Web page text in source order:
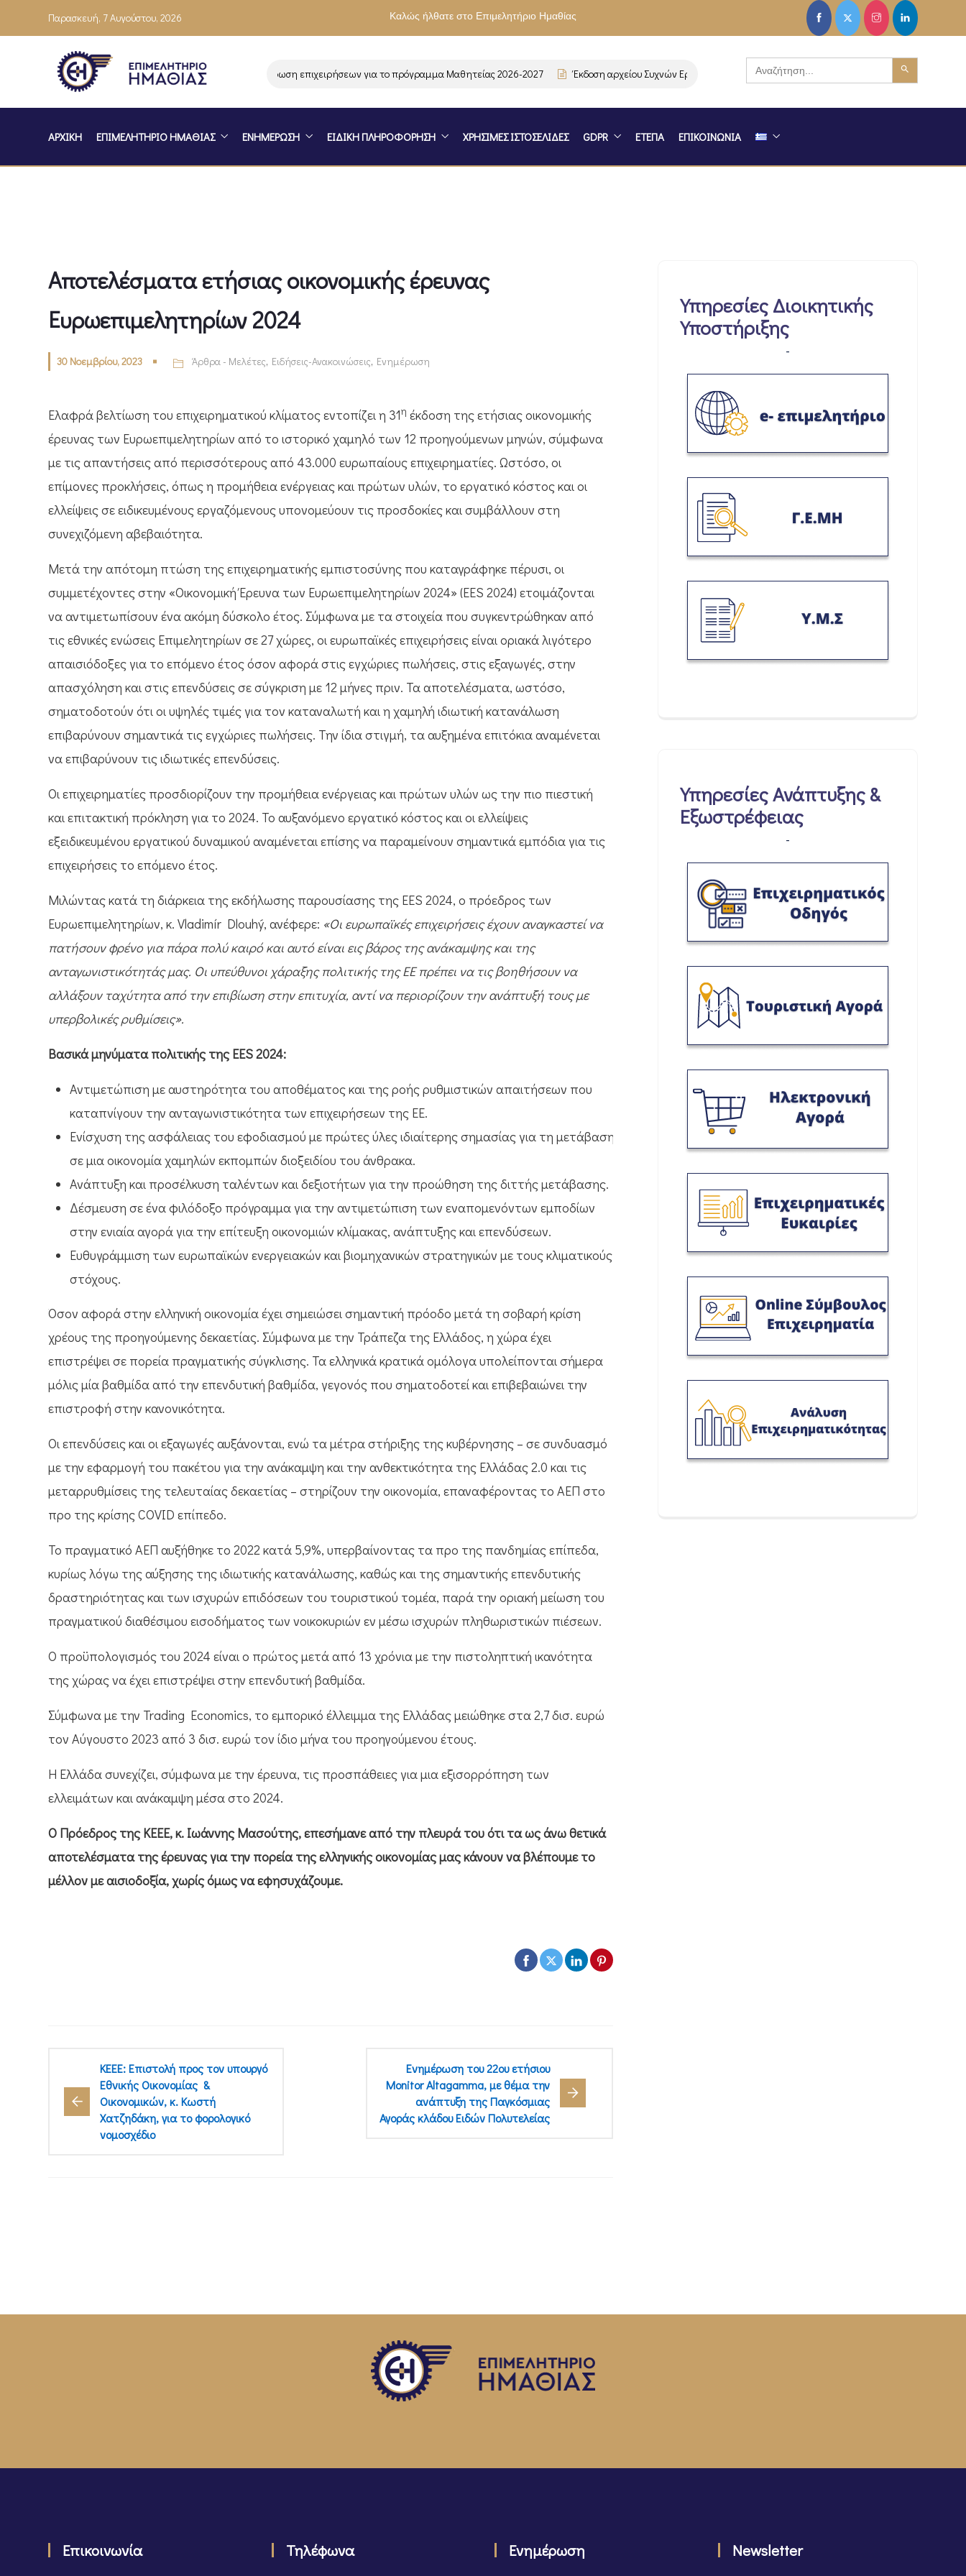
Παρασκευή, 7 Αυγούστου, 2026 Καλώς ήλθατε στο Επιμελητήριο Ημαθίας
Ενημέρωση επιχειρήσεων για το πρόγραμμα Μαθητείας 2026-2027 Έκδοση αρχείου Συχνών Ερωτήσεων-Απαντήσεων στη Δράση “Ξεκινώ Επιχειρηματικά”
Search
for:
Search Button
ΑΡΧΙΚΗ ΕΠΙΜΕΛΗΤΗΡΙΟ ΗΜΑΘΙΑΣ ΕΝΗΜΕΡΩΣΗ ΕΙΔΙΚΗ ΠΛΗΡΟΦΟΡΗΣΗ ΧΡΗΣΙΜΕΣ ΙΣΤΟΣΕΛΙΔΕΣ GDPR ΕΤΕΠΑ ΕΠΙΚΟΙΝΩΝΙΑ
Αποτελέσματα ετήσιας οικονομικής έρευνας
Ευρωεπιμελητηρίων 2024
30 Νοεμβρίου, 2023 Άρθρα - Μελέτες, Ειδήσεις-Ανακοινώσεις, Ενημέρωση
Ελαφρά βελτίωση του επιχειρηματικού κλίματος εντοπίζει η 31η έκδοση της ετήσιας οικονομικής
έρευνας των Ευρωεπιμελητηρίων από το ιστορικό χαμηλό των 12 προηγούμενων μηνών, σύμφωνα
με τις απαντήσεις από περισσότερους από 43.000 ευρωπαίους επιχειρηματίες. Ωστόσο, οι
επίμονες προκλήσεις, όπως η προμήθεια ενέργειας και πρώτων υλών, το εργατικό κόστος και οι
ελλείψεις σε ειδικευμένους εργαζόμενους υπονομεύουν τις προσδοκίες και συμβάλλουν στη
συνεχιζόμενη αβεβαιότητα.
Μετά την απότομη πτώση της επιχειρηματικής εμπιστοσύνης που καταγράφηκε πέρυσι, οι
συμμετέχοντες στην «Οικονομική Έρευνα των Ευρωεπιμελητηρίων 2024» (EES 2024) ετοιμάζονται
να αντιμετωπίσουν ένα ακόμη δύσκολο έτος. Σύμφωνα με τα στοιχεία που συγκεντρώθηκαν από
τις εθνικές ενώσεις Επιμελητηρίων σε 27 χώρες, οι ευρωπαϊκές επιχειρήσεις είναι οριακά λιγότερο
απαισιόδοξες για το επόμενο έτος όσον αφορά στις εγχώριες πωλήσεις, στις εξαγωγές, στην
απασχόληση και στις επενδύσεις σε σύγκριση με 12 μήνες πριν. Τα αποτελέσματα, ωστόσο,
σηματοδοτούν ότι οι υψηλές τιμές για τον καταναλωτή και η χαμηλή ιδιωτική κατανάλωση
επιβαρύνουν σημαντικά τις εγχώριες πωλήσεις. Την ίδια στιγμή, τα αυξημένα επιτόκια αναμένεται
να επιβαρύνουν τις ιδιωτικές επενδύσεις.
Οι επιχειρηματίες προσδιορίζουν την προμήθεια ενέργειας και πρώτων υλών ως την πιο πιεστική
και επιτακτική πρόκληση για το 2024. Το αυξανόμενο εργατικό κόστος και οι ελλείψεις
εξειδικευμένου εργατικού δυναμικού αναμένεται επίσης να παραμείνουν σημαντικά εμπόδια για τις
επιχειρήσεις το επόμενο έτος.
Μιλώντας κατά τη διάρκεια της εκδήλωσης παρουσίασης της EES 2024, ο πρόεδρος των
Ευρωεπιμελητηρίων, κ. Vladimír Dlouhý, ανέφερε: «Οι ευρωπαϊκές επιχειρήσεις έχουν αναγκαστεί να
πατήσουν φρένο για πάρα πολύ καιρό και αυτό είναι εις βάρος της ανάκαμψης και της
ανταγωνιστικότητάς μας. Οι υπεύθυνοι χάραξης πολιτικής της ΕΕ πρέπει να τις βοηθήσουν να
αλλάξουν ταχύτητα από την επιβίωση στην επιτυχία, αντί να περιορίζουν την ανάπτυξή τους με
υπερβολικές ρυθμίσεις».
Βασικά μηνύματα πολιτικής της EES 2024:
Αντιμετώπιση με αυστηρότητα του αποθέματος και της ροής ρυθμιστικών απαιτήσεων που
καταπνίγουν την ανταγωνιστικότητα των επιχειρήσεων της ΕΕ.
Ενίσχυση της ασφάλειας του εφοδιασμού με πρώτες ύλες ιδιαίτερης σημασίας για τη μετάβαση
σε μια οικονομία χαμηλών εκπομπών διοξειδίου του άνθρακα.
Ανάπτυξη και προσέλκυση ταλέντων και δεξιοτήτων για την προώθηση της διττής μετάβασης.
Δέσμευση σε ένα φιλόδοξο πρόγραμμα για την αντιμετώπιση των εναπομενόντων εμποδίων
στην ενιαία αγορά για την επίτευξη οικονομιών κλίμακας, ανάπτυξης και επενδύσεων.
Ευθυγράμμιση των ευρωπαϊκών ενεργειακών και βιομηχανικών στρατηγικών με τους κλιματικούς
στόχους.
Όσον αφορά στην ελληνική οικονομία έχει σημειώσει σημαντική πρόοδο μετά τη σοβαρή κρίση
χρέους της προηγούμενης δεκαετίας. Σύμφωνα με την Τράπεζα της Ελλάδος, η χώρα έχει
επιστρέψει σε πορεία πραγματικής σύγκλισης. Τα ελληνικά κρατικά ομόλογα υπολείπονται σήμερα
μόλις μία βαθμίδα από την επενδυτική βαθμίδα, γεγονός που σηματοδοτεί και επιβεβαιώνει την
επιστροφή στην κανονικότητα.
Οι επενδύσεις και οι εξαγωγές αυξάνονται, ενώ τα μέτρα στήριξης της κυβέρνησης – σε συνδυασμό
με την εφαρμογή του πακέτου για την ανάκαμψη και την ανθεκτικότητα της Ελλάδας 2.0 και τις
μεταρρυθμίσεις της τελευταίας δεκαετίας – στηρίζουν την οικονομία, επαναφέροντας το ΑΕΠ στο
προ της κρίσης COVID επίπεδο.
Το πραγματικό ΑΕΠ αυξήθηκε το 2022 κατά 5,9%, υπερβαίνοντας τα προ της πανδημίας επίπεδα,
κυρίως λόγω της αύξησης της ιδιωτικής κατανάλωσης, καθώς και της σημαντικής επενδυτικής
δραστηριότητας και των ισχυρών επιδόσεων του τουριστικού τομέα, παρά την οριακή μείωση του
πραγματικού διαθέσιμου εισοδήματος των νοικοκυριών εν μέσω ισχυρών πληθωριστικών πιέσεων.
Ο προϋπολογισμός του 2024 είναι ο πρώτος μετά από 13 χρόνια με την πιστοληπτική ικανότητα
της χώρας να έχει επιστρέψει στην επενδυτική βαθμίδα.
Σύμφωνα με την Trading Economics, το εμπορικό έλλειμμα της Ελλάδας μειώθηκε στα 2,7 δισ. ευρώ
τον Αύγουστο 2023 από 3 δισ. ευρώ τον ίδιο μήνα του προηγούμενου έτους.
Η Ελλάδα συνεχίζει, σύμφωνα με την έρευνα, τις προσπάθειες για μια εξισορρόπηση των
ελλειμάτων και ανάκαμψη μέσα στο 2024.
Ο Πρόεδρος της ΚΕΕΕ, κ. Ιωάννης Μασούτης, επεσήμανε από την πλευρά του ότι τα ως άνω θετικά
αποτελέσματα της έρευνας για την πορεία της ελληνικής οικονομίας μας κάνουν να βλέπουμε το
μέλλον με αισιοδοξία, χωρίς όμως να εφησυχάζουμε.
ΚΕΕΕ: Επιστολή προς τον υπουργό
Εθνικής Οικονομίας &
Οικονομικών, κ. Κωστή
Χατζηδάκη, για το φορολογικό
νομοσχέδιο
Ενημέρωση του 22ου ετήσιου
Monitor Altagamma, με θέμα την
ανάπτυξη της Παγκόσμιας
Αγοράς κλάδου Ειδών Πολυτελείας
Υπηρεσίες Διοικητικής
Υποστήριξης
-
Υπηρεσίες Ανάπτυξης &
Εξωστρέφειας
-
Επικοινωνία Τηλέφωνα Ενημέρωση Newsletter